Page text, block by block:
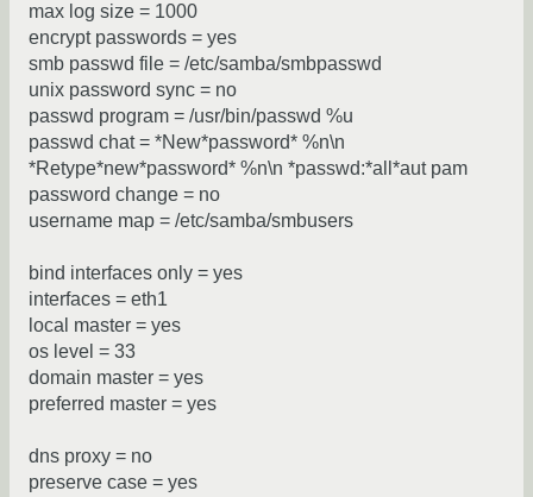
max log size = 1000
encrypt passwords = yes
smb passwd file = /etc/samba/smbpasswd
unix password sync = no
passwd program = /usr/bin/passwd %u
passwd chat = *New*password* %n\n
*Retype*new*password* %n\n *passwd:*all*aut pam
password change = no
username map = /etc/samba/smbusers
bind interfaces only = yes
interfaces = eth1
local master = yes
os level = 33
domain master = yes
preferred master = yes
dns proxy = no
preserve case = yes